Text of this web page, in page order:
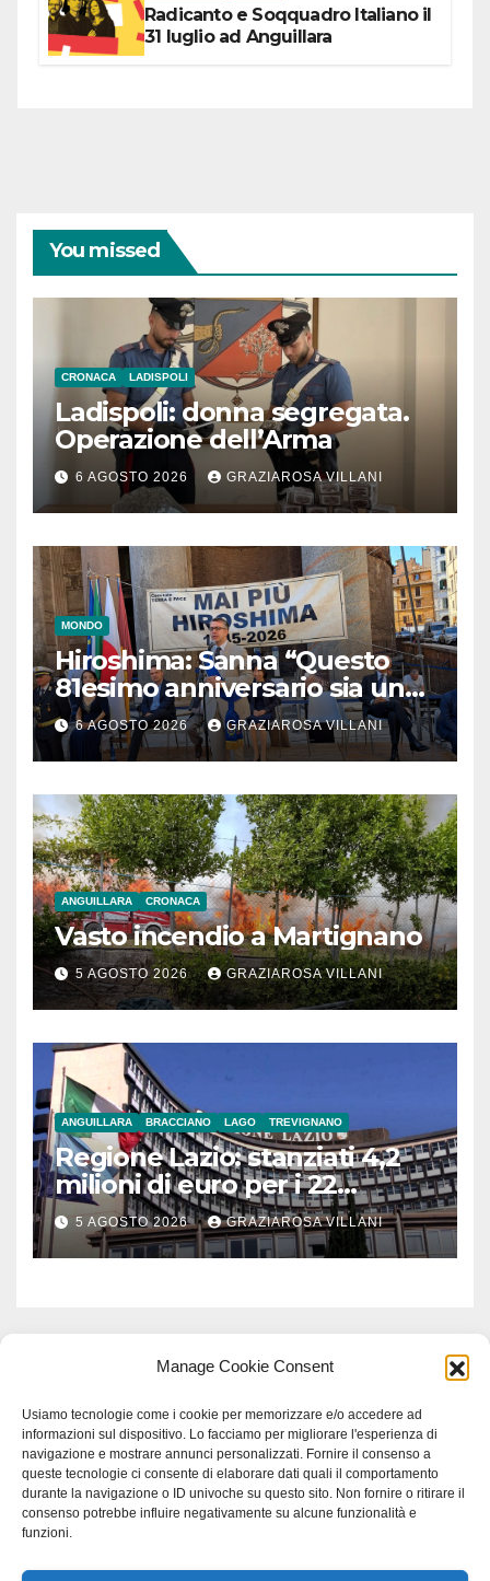
Manage Cookie Consent
Usiamo tecnologie come i cookie per memorizzare e/o accedere ad
informazioni sul dispositivo. Lo facciamo per migliorare l'esperienza di
navigazione e mostrare annunci personalizzati. Fornire il consenso a
queste tecnologie ci consente di elaborare dati quali il comportamento
durante la navigazione o ID univoche su questo sito. Non fornire o ritirare il
consenso potrebbe influire negativamente su alcune funzionalità e
funzioni.
Radicanto e Soqquadro Italiano il
31 luglio ad Anguillara
You missed
CRONACA LADISPOLI
Ladispoli: donna segregata.
Operazione dell’Arma
6 AGOSTO 2026 GRAZIAROSA VILLANI
MONDO
Hiroshima: Sanna “Questo
81esimo anniversario sia un
monito per tutti”
6 AGOSTO 2026 GRAZIAROSA VILLANI
ANGUILLARA CRONACA
Vasto incendio a Martignano
5 AGOSTO 2026 GRAZIAROSA VILLANI
ANGUILLARA BRACCIANO LAGO TREVIGNANO
Regione Lazio: stanziati 4,2
milioni di euro per i 22
Comuni dell’Etruria
Meridionale
5 AGOSTO 2026 GRAZIAROSA VILLANI